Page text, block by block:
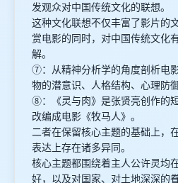
发观众对中国传统文化的联想。
这种文化联想不仅丰富了影片的
赏电影的同时，对中国传统文化
解。
⑦：从精神分析学的角度剖析电
物的潜意识、人格结构、心理防
⑧：《灵与肉》是张贤亮创作的
改编成电影《牧马人》。
二者在保留核心主题的基础上，
表达上存在诸多异同。
核心主题都围绕着主人公许灵均
好，以及对国家、对土地深深的